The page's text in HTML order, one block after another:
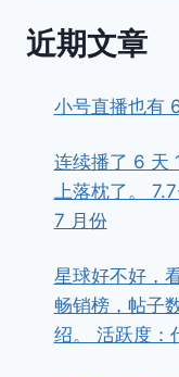
近期文章
小号直播也有
连续播了 6 天
上落枕了。
7 月份
星球好不好，
畅销榜，帖子
绍。 活跃度：